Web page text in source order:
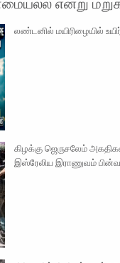
என்று
லண்டனில் மயிரிழையில்
கிழக்கு ஜெருசலேம்
இஸ்ரேலிய இராணுவம்